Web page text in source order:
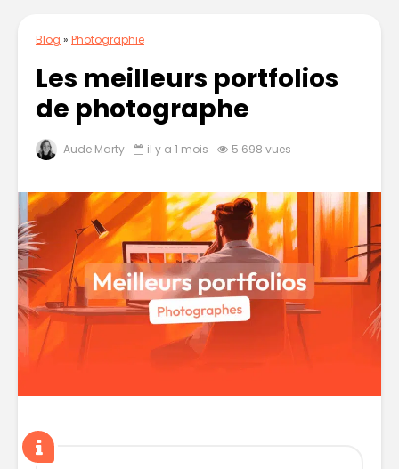
Blog » Photographie
Les meilleurs portfolios
de photographe
Aude Marty il y a 1 mois 5 698 vues